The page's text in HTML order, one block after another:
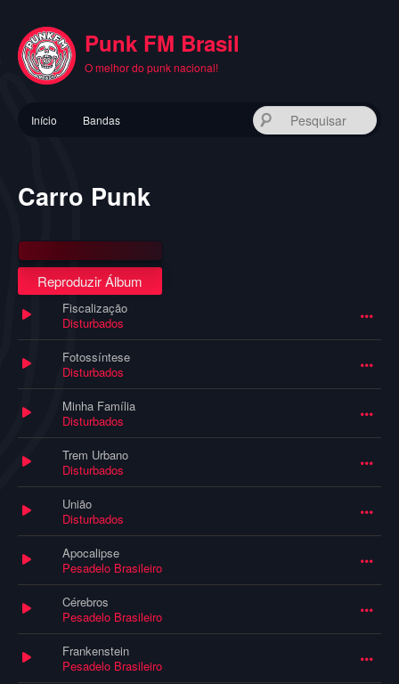
conteúdo
principal
Punk FM Brasil
O melhor do punk nacional!
principal
Início Bandas
Carro Punk
Reproduzir Álbum
Fiscalização
Disturbados
Fotossíntese
Disturbados
Minha Família
Disturbados
Trem Urbano
Disturbados
União
Disturbados
Apocalipse
Pesadelo Brasileiro
Cérebros
Pesadelo Brasileiro
Frankenstein
Pesadelo Brasileiro